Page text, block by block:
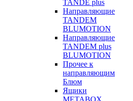
TANDE plus
Направляющие
TANDEM
BLUMOTION
Направляющие
TANDEM plus
BLUMOTION
Прочее к
направляющим
Блюм
Ящики
METABOX